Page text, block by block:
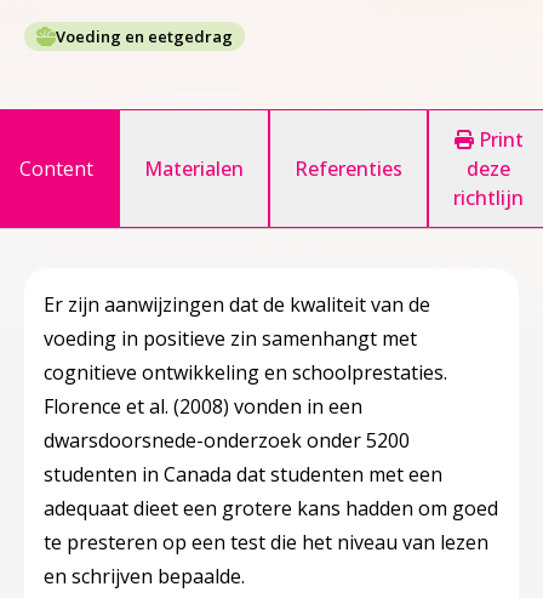
Voeding en eetgedrag
Content Materialen Referenties
Print
deze
richtlijn
Er zijn aanwijzingen dat de kwaliteit van de
voeding in positieve zin samenhangt met
cognitieve ontwikkeling en schoolprestaties.
Florence et al. (2008) vonden in een
dwarsdoorsnede-onderzoek onder 5200
studenten in Canada dat studenten met een
adequaat dieet een grotere kans hadden om goed
te presteren op een test die het niveau van lezen
en schrijven bepaalde.